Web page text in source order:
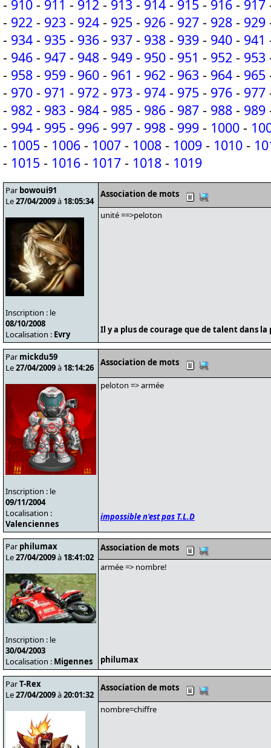
- 910 - 911 - 912 - 913 - 914 - 915 - 916 - 917
- 922 - 923 - 924 - 925 - 926 - 927 - 928 - 929
- 934 - 935 - 936 - 937 - 938 - 939 - 940 - 941
- 946 - 947 - 948 - 949 - 950 - 951 - 952 - 953
- 958 - 959 - 960 - 961 - 962 - 963 - 964 - 965
- 970 - 971 - 972 - 973 - 974 - 975 - 976 - 977
- 982 - 983 - 984 - 985 - 986 - 987 - 988 - 989
- 994 - 995 - 996 - 997 - 998 - 999 - 1000 -
- 1005 - 1006 - 1007 - 1008 - 1009 - 1010 -
- 1015 - 1016 - 1017 - 1018 - 1019
Par bowoui91
Le27/04/2009à 18:05:34
Inscription : le
08/10/2008
Localisation : Evry
Association de mots
unité ==>peloton
Il y a plus de courage que de talent dans
Par mickdu59
Le27/04/2009à 18:14:26
Inscription : le
09/11/2004
Localisation :
Valenciennes
Association de mots
peloton => armée
impossible n'est pas T.L.D
Par philumax
Le27/04/2009à 18:41:02
Inscription : le
30/04/2003
Localisation : Migennes
Association de mots
armée => nombre!
philumax
ParT-Rex
Le27/04/2009à20:01:32
Association de mots
nombre=chiffre